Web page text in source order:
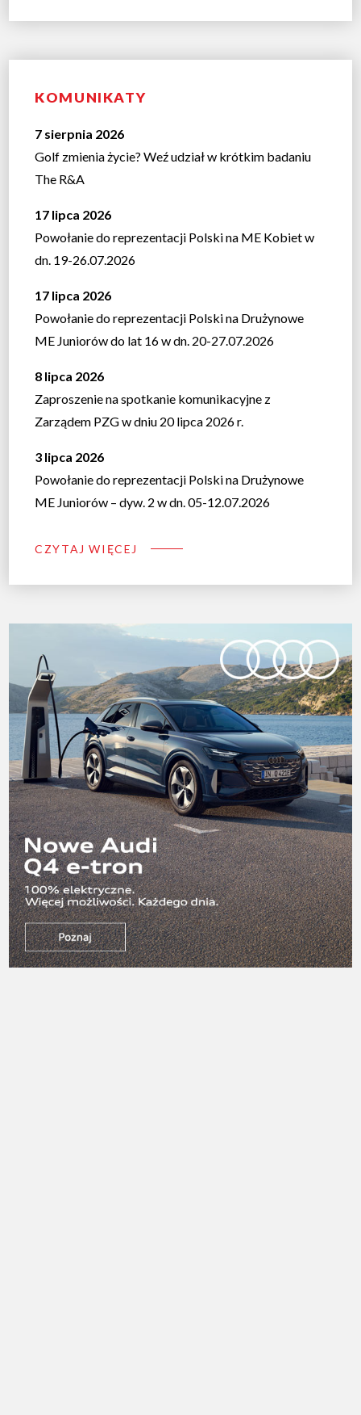
KOMUNIKATY
7 sierpnia 2026
Golf zmienia życie? Weź udział w krótkim badaniu
The R&A
17 lipca 2026
Powołanie do reprezentacji Polski na ME Kobiet w
dn. 19-26.07.2026
17 lipca 2026
Powołanie do reprezentacji Polski na Drużynowe
ME Juniorów do lat 16 w dn. 20-27.07.2026
8 lipca 2026
Zaproszenie na spotkanie komunikacyjne z
Zarządem PZG w dniu 20 lipca 2026 r.
3 lipca 2026
Powołanie do reprezentacji Polski na Drużynowe
ME Juniorów – dyw. 2 w dn. 05-12.07.2026
CZYTAJ WIĘCEJ